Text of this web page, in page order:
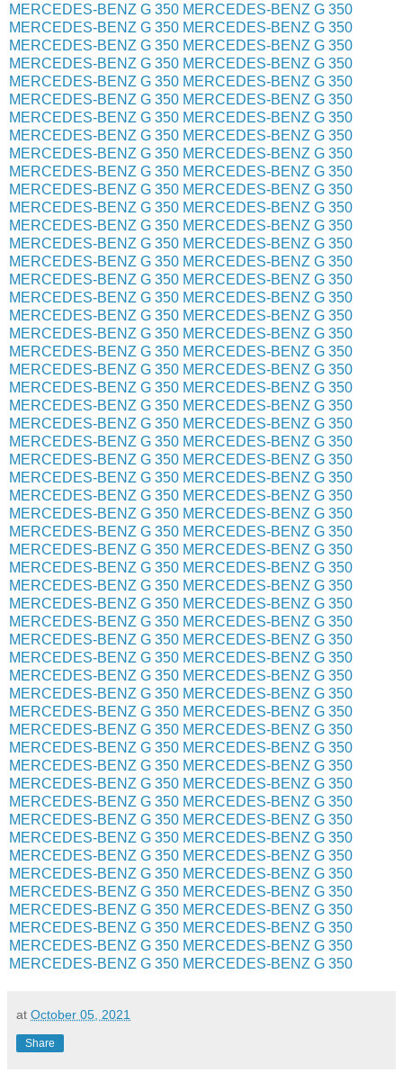
MERCEDES-BENZ G 350 MERCEDES-BENZ G 350
MERCEDES-BENZ G 350 MERCEDES-BENZ G 350
MERCEDES-BENZ G 350 MERCEDES-BENZ G 350
MERCEDES-BENZ G 350 MERCEDES-BENZ G 350
MERCEDES-BENZ G 350 MERCEDES-BENZ G 350
MERCEDES-BENZ G 350 MERCEDES-BENZ G 350
MERCEDES-BENZ G 350 MERCEDES-BENZ G 350
MERCEDES-BENZ G 350 MERCEDES-BENZ G 350
MERCEDES-BENZ G 350 MERCEDES-BENZ G 350
MERCEDES-BENZ G 350 MERCEDES-BENZ G 350
MERCEDES-BENZ G 350 MERCEDES-BENZ G 350
MERCEDES-BENZ G 350 MERCEDES-BENZ G 350
MERCEDES-BENZ G 350 MERCEDES-BENZ G 350
MERCEDES-BENZ G 350 MERCEDES-BENZ G 350
MERCEDES-BENZ G 350 MERCEDES-BENZ G 350
MERCEDES-BENZ G 350 MERCEDES-BENZ G 350
MERCEDES-BENZ G 350 MERCEDES-BENZ G 350
MERCEDES-BENZ G 350 MERCEDES-BENZ G 350
MERCEDES-BENZ G 350 MERCEDES-BENZ G 350
MERCEDES-BENZ G 350 MERCEDES-BENZ G 350
MERCEDES-BENZ G 350 MERCEDES-BENZ G 350
MERCEDES-BENZ G 350 MERCEDES-BENZ G 350
MERCEDES-BENZ G 350 MERCEDES-BENZ G 350
MERCEDES-BENZ G 350 MERCEDES-BENZ G 350
MERCEDES-BENZ G 350 MERCEDES-BENZ G 350
MERCEDES-BENZ G 350 MERCEDES-BENZ G 350
MERCEDES-BENZ G 350 MERCEDES-BENZ G 350
MERCEDES-BENZ G 350 MERCEDES-BENZ G 350
MERCEDES-BENZ G 350 MERCEDES-BENZ G 350
MERCEDES-BENZ G 350 MERCEDES-BENZ G 350
MERCEDES-BENZ G 350 MERCEDES-BENZ G 350
MERCEDES-BENZ G 350 MERCEDES-BENZ G 350
MERCEDES-BENZ G 350 MERCEDES-BENZ G 350
MERCEDES-BENZ G 350 MERCEDES-BENZ G 350
MERCEDES-BENZ G 350 MERCEDES-BENZ G 350
MERCEDES-BENZ G 350 MERCEDES-BENZ G 350
MERCEDES-BENZ G 350 MERCEDES-BENZ G 350
MERCEDES-BENZ G 350 MERCEDES-BENZ G 350
MERCEDES-BENZ G 350 MERCEDES-BENZ G 350
MERCEDES-BENZ G 350 MERCEDES-BENZ G 350
MERCEDES-BENZ G 350 MERCEDES-BENZ G 350
MERCEDES-BENZ G 350 MERCEDES-BENZ G 350
MERCEDES-BENZ G 350 MERCEDES-BENZ G 350
MERCEDES-BENZ G 350 MERCEDES-BENZ G 350
MERCEDES-BENZ G 350 MERCEDES-BENZ G 350
MERCEDES-BENZ G 350 MERCEDES-BENZ G 350
MERCEDES-BENZ G 350 MERCEDES-BENZ G 350
MERCEDES-BENZ G 350 MERCEDES-BENZ G 350
MERCEDES-BENZ G 350 MERCEDES-BENZ G 350
MERCEDES-BENZ G 350 MERCEDES-BENZ G 350
MERCEDES-BENZ G 350 MERCEDES-BENZ G 350
MERCEDES-BENZ G 350 MERCEDES-BENZ G 350
MERCEDES-BENZ G 350 MERCEDES-BENZ G 350
MERCEDES-BENZ G 350 MERCEDES-BENZ G 350
at October 05, 2021
Share